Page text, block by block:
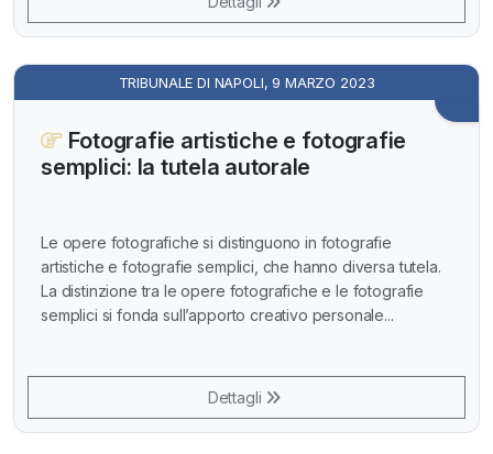
TRIBUNALE DI NAPOLI, 9 MARZO 2023
Fotografie artistiche e fotografie
semplici: la tutela autorale
Le opere fotografiche si distinguono in fotografie
artistiche e fotografie semplici, che hanno diversa tutela.
La distinzione tra le opere fotografiche e le fotografie
semplici si fonda sull’apporto creativo personale...
Dettagli